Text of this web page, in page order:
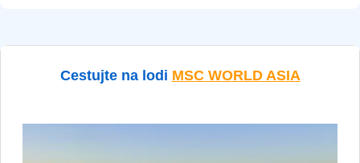
Cestujte na lodi MSC WORLD ASIA